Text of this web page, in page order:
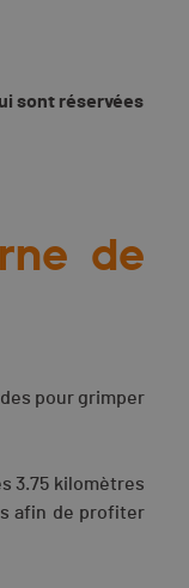
sont réservées
de
pour grimper
3.75 kilomètres
afin de profiter